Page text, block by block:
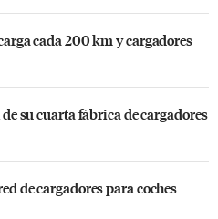
cada 200 km y cargadores
su cuarta fábrica de cargadores
de cargadores para coches